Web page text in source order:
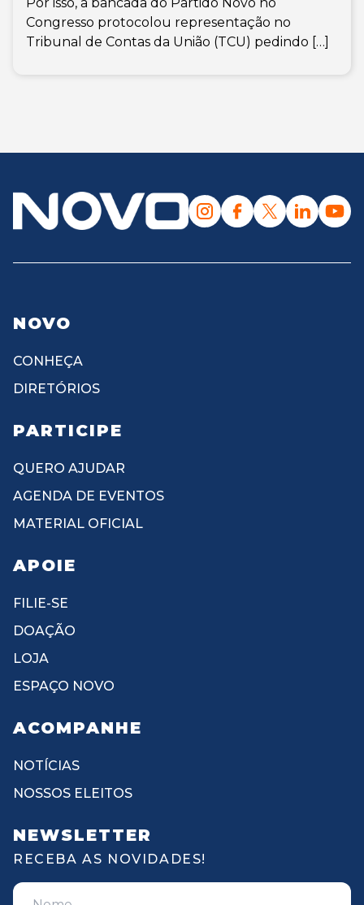
Congresso protocolou representação no
Tribunal de Contas da União (TCU) pedindo […]
NOVO
CONHEÇA
DIRETÓRIOS
PARTICIPE
QUERO AJUDAR
AGENDA DE EVENTOS
MATERIAL OFICIAL
APOIE
FILIE-SE
DOAÇÃO
LOJA
ESPAÇO NOVO
ACOMPANHE
NOTÍCIAS
NOSSOS ELEITOS
NEWSLETTER
RECEBA AS NOVIDADES!